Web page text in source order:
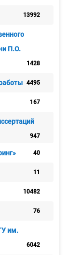
13992
П.О.
1428
4495
167
947
40
11
10482
76
им.
6042